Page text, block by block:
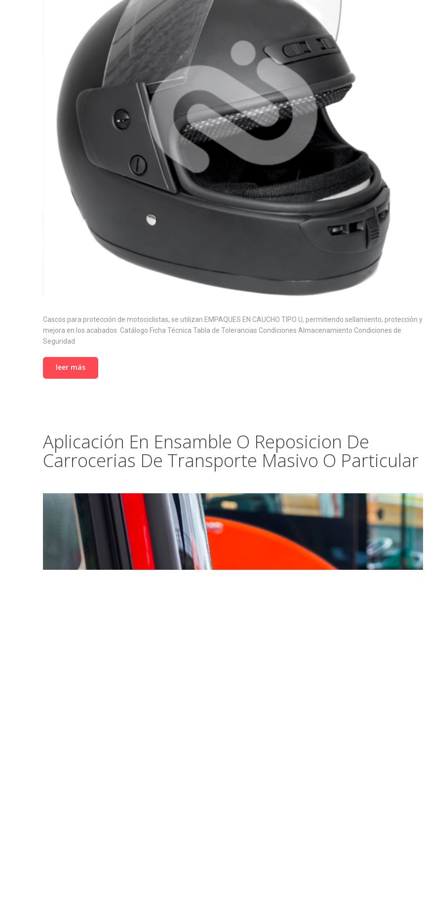
Cascos para protección de motociclistas, se utilizan EMPAQUES EN CAUCHO TIPO U, permitiendo sellamiento, protección y
mejora en los acabados. Catálogo Ficha Técnica Tabla de Tolerancias Condiciones Almacenamiento Condiciones de
Seguridad
leer más
Aplicación En Ensamble O Reposicion De
Carrocerias De Transporte Masivo O Particular